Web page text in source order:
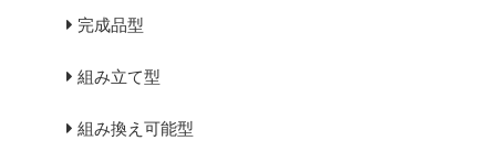
完成品型
組み立て型
組み換え可能型